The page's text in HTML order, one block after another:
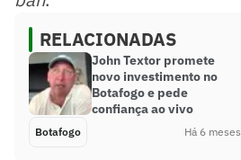
RELACIONADAS
John Textor promete
novo investimento no
Botafogo e pede
confiança ao vivo
Botafogo Há 6 meses